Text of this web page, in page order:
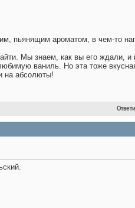
пьянящим ароматом, в чем-то
Мы знаем, как вы его ждали, и
ваниль. Но эта тоже
на абсолюты!